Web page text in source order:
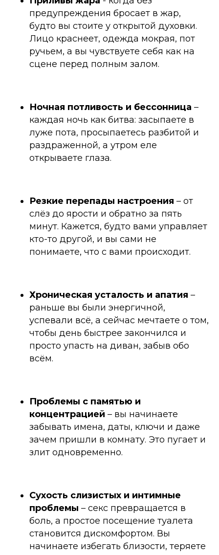
предупреждения бросает в жар,
будто вы стоите у открытой духовки.
Лицо краснеет, одежда мокрая, пот
ручьем, а вы чувствуете себя как на
сцене перед полным залом.
Ночная потливость и бессонница –
каждая ночь как битва: засыпаете в
луже пота, просыпаетесь разбитой и
раздраженной, а утром еле
открываете глаза.
Резкие перепады настроения – от
слёз до ярости и обратно за пять
минут. Кажется, будто вами управляет
кто-то другой, и вы сами не
понимаете, что с вами происходит.
Хроническая усталость и апатия –
раньше вы были энергичной,
успевали всё, а сейчас мечтаете о том,
чтобы день быстрее закончился и
просто упасть на диван, забыв обо
всём.
Проблемы с памятью и
концентрацией – вы начинаете
забывать имена, даты, ключи и даже
зачем пришли в комнату. Это пугает и
злит одновременно.
Сухость слизистых и интимные
проблемы – секс превращается в
боль, а простое посещение туалета
становится дискомфортом. Вы
начинаете избегать близости, теряете